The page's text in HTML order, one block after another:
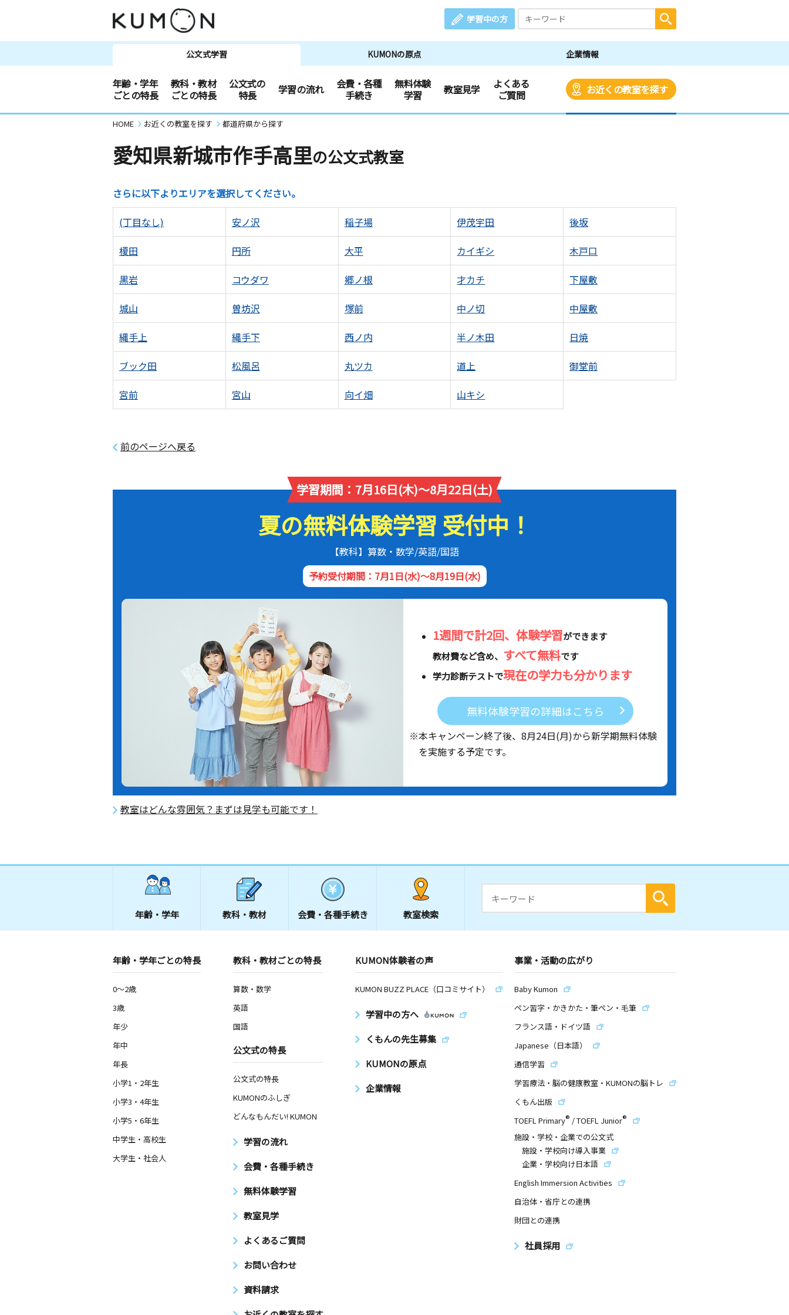
学習中の方
公文式学習 KUMONの原点 企業情報
年齢・学年
ごとの特長
教科・教材
ごとの特長
公文式の
特長
学習の流れ
会費・各種
手続き
無料体験
学習
教室見学
よくある
ご質問
お近くの教室を探す
HOME お近くの教室を探す 都道府県から探す
愛知県新城市作手高里の公文式教室
さらに以下よりエリアを選択してください。
(丁目なし) 安ノ沢 稲子場 伊茂宇田 後坂
榎田 円所 大平 カイギシ 木戸口
黒岩 コウダワ 郷ノ根 才カチ 下屋敷
城山 曽坊沢 塚前 中ノ切 中屋敷
縄手上 縄手下 西ノ内 半ノ木田 日焼
ブック田 松風呂 丸ツカ 道上 御堂前
宮前 宮山 向イ畑 山キシ
前のページへ戻る
学習期間：7月16日(木)～8月22日(土)
夏の無料体験学習 受付中！
【教科】算数・数学/英語/国語
予約受付期間：7月1日(水)～8月19日(水)
1週間で計2回、体験学習ができます
教材費など含め、 すべて無料です
学力診断テストで現在の学力も分かります
無料体験学習の詳細はこちら
※本キャンペーン終了後、 8月24日(月)から新学期無料体験
を実施する予定です。
教室はどんな雰囲気？まずは見学も可能です！
年齢・学年 教科・教材 会費・ 各種手続き 教室検索
年齢・学年ごとの特長
0～2歳
3歳
年少
年中
年長
小学1・2年生
小学3・4年生
小学5・6年生
中学生・高校生
大学生・社会人
教科・教材ごとの特長
算数・数学
英語
国語
公文式の特長
公文式の特長
KUMONのふしぎ
どんなもんだい! KUMON
学習の流れ
会費・各種手続き
無料体験学習
教室見学
よくあるご質問
お問い合わせ
資料請求
KUMON体験者の声
KUMON BUZZ PLACE（口コミサイト）
学習中の方へ
くもんの先生募集
KUMONの原点
企業情報
事業・活動の広がり
Baby Kumon
ペン習字・かきかた・筆ペン・毛筆
フランス語・ドイツ語
Japanese（日本語）
通信学習
学習療法・脳の健康教室・KUMONの脳トレ
くもん出版
TOEFL Primary® /TOEFL Junior®
施設・学校・企業での公文式
施設・学校向け導入事業
企業・学校向け日本語
English Immersion Activities
自治体・省庁との連携
財団との連携
社員採用